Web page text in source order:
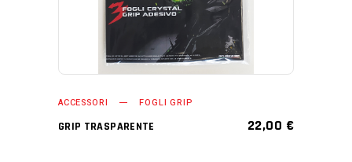
ACCESSORI FOGLI GRIP
GRIP TRASPARENTE 22,00 €